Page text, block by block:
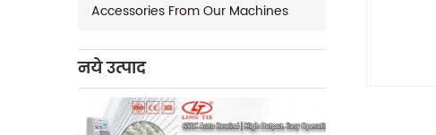
Accessories From Our Machines
नये उत्पाद